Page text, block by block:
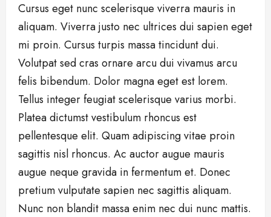
Cursus eget nunc scelerisque viverra mauris in
aliquam. Viverra justo nec ultrices dui sapien eget
mi proin. Cursus turpis massa tincidunt dui.
Volutpat sed cras ornare arcu dui vivamus arcu
felis bibendum. Dolor magna eget est lorem.
Tellus integer feugiat scelerisque varius morbi.
Platea dictumst vestibulum rhoncus est
pellentesque elit. Quam adipiscing vitae proin
sagittis nisl rhoncus. Ac auctor augue mauris
augue neque gravida in fermentum et. Donec
pretium vulputate sapien nec sagittis aliquam.
Nunc non blandit massa enim nec dui nunc mattis.